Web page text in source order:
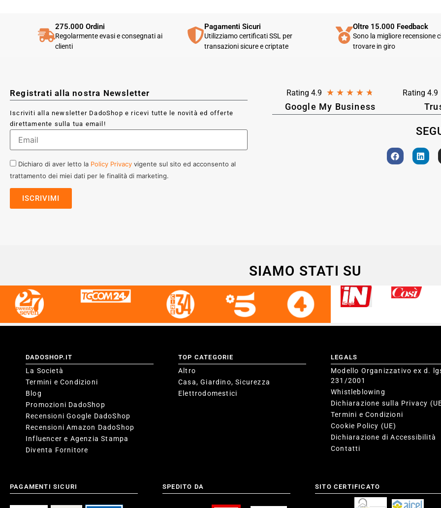
275.000 Ordini
Regolarmente evasi e consegnati ai
clienti
Pagamenti Sicuri
Utilizziamo certificati SSL per
transazioni sicure e criptate
Oltre 15.000 Feedback
Sono la migliore recensione
trovare in giro
Registrati alla nostra Newsletter
Iscriviti alla newsletter DadoShop e ricevi tutte le novità ed offerte
direttamente sulla tua email!
Dichiaro di aver letto la Policy Privacy vigente sul sito ed acconsento al
trattamento dei miei dati per le finalità di marketing.
Rating 4.9 ★ ★ ★ ★ ★
Google My Business
Rating 4.9
SIAMO STATI SU
DADOSHOP.IT
La Società
Termini e Condizioni
Blog
Promozioni DadoShop
Recensioni Google DadoShop
Recensioni Amazon DadoShop
Influencer e Agenzia Stampa
Diventa Fornitore
TOP CATEGORIE
Altro
Casa, Giardino, Sicurezza
Elettrodomestici
LEGALS
Modello Organizzativo ex d.
231/2001
Whistleblowing
Dichiarazione sulla Privacy
Termini e Condizioni
Cookie Policy (UE)
Dichiarazione di Accessibilità
Contatti
PAGAMENTI SICURI SPEDITO DA SITO CERTIFICATO